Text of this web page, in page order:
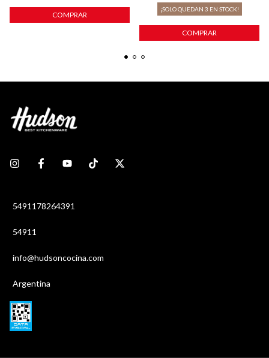
COMPRAR
¡SOLO QUEDAN 3 EN STOCK!
COMPRAR
5491178264391
54911
info@hudsoncocina.com
Argentina